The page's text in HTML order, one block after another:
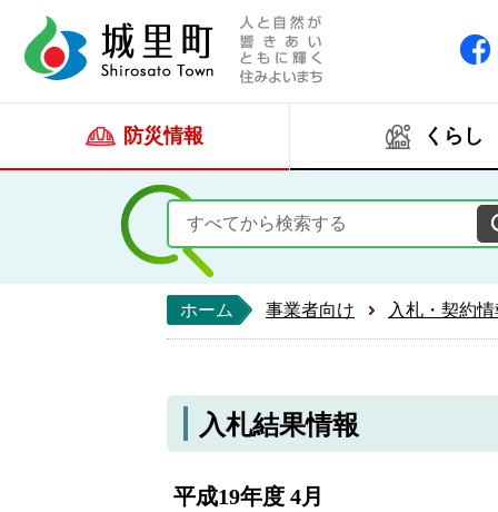
防災情報 くらし
ホーム 事業者向け 入札・契約
入札結果情報
平成19年度 4月